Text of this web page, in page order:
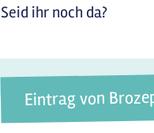
Seid ihr noch da?
Eintrag von